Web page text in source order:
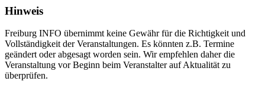
Hinweis
Freiburg INFO übernimmt keine Gewähr für die Richtigkeit und
Vollständigkeit der Veranstaltungen. Es könnten z.B. Termine
geändert oder abgesagt worden sein. Wir empfehlen daher die
Veranstaltung vor Beginn beim Veranstalter auf Aktualität zu
überprüfen.